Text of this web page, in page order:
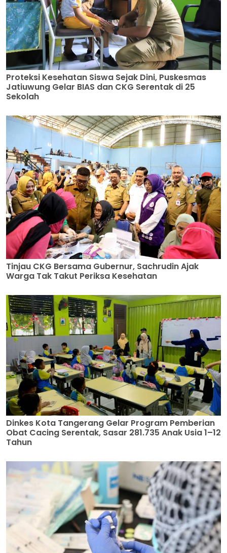
Proteksi Kesehatan Siswa Sejak Dini, Puskesmas
Jatiuwung Gelar BIAS dan CKG Serentak di 25
Sekolah
Tinjau CKG Bersama Gubernur, Sachrudin Ajak
Warga Tak Takut Periksa Kesehatan
Dinkes Kota Tangerang Gelar Program Pemberian
Obat Cacing Serentak, Sasar 281.735 Anak Usia 1–12
Tahun